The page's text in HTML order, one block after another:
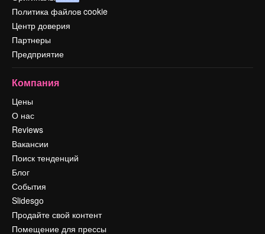
Политика файлов cookie
Центр доверия
Партнеры
Предприятие
Компания
Цены
О нас
Reviews
Вакансии
Поиск тенденций
Блог
События
Slidesgo
Продайте свой контент
Помещение для прессы